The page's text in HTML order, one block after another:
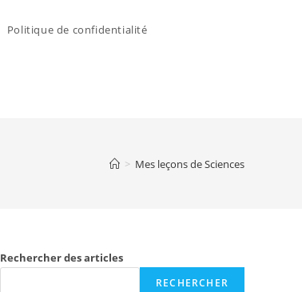
Politique de confidentialité
> Mes leçons de Sciences
Rechercher des articles
RECHERCHER